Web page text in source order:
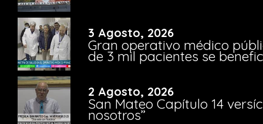
3 Agosto, 2026
Gran operativo médico
de 3 mil pacientes se
2 Agosto, 2026
San Mateo Capítulo 14
nosotros”